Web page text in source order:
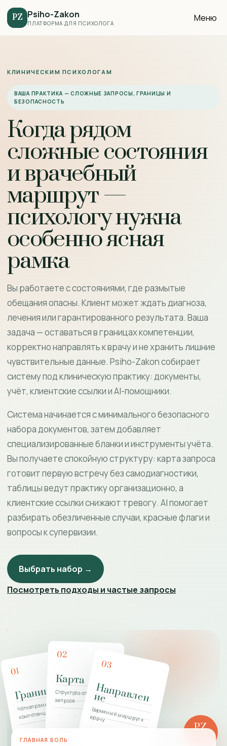
PZ Psiho-Zakon
ПЛАТФОРМА ДЛЯ ПСИХОЛОГА Меню
КЛИНИЧЕСКИМ ПСИХОЛОГАМ
ВАША ПРАКТИКА — СЛОЖНЫЕ ЗАПРОСЫ, ГРАНИЦЫ И
БЕЗОПАСНОСТЬ
Когда рядом
сложные состояния
и врачебный
маршрут —
психологу нужна
особенно ясная
рамка
Вы работаете с состояниями, где размытые
обещания опасны. Клиент может ждать диагноза,
лечения или гарантированного результата. Ваша
задача — оставаться в границах компетенции,
корректно направлять к врачу и не хранить лишние
чувствительные данные. Psiho-Zakon собирает
систему под клиническую практику: документы,
учёт, клиентские ссылки и AI-помощники.
Система начинается с минимального безопасного
набора документов, затем добавляет
специализированные бланки и инструменты учёта.
Вы получаете спокойную структуру: карта запроса
готовит первую встречу без самодиагностики,
таблицы ведут практику организационно, а
клиентские ссылки снижают тревогу. AI помогает
разбирать обезличенные случаи, красные флаги и
вопросы к супервизии.
Выбрать набор →
Посмотреть подходы и частые запросы
01
Границы
Чёткая рамка
компетенции
02
Карта
Структура сложного
запроса
03
Н
а
п
р
а
в
л
е
н
и
е
Бережный маршрут к
врачу
PZ
ГЛАВНАЯ БОЛЬ